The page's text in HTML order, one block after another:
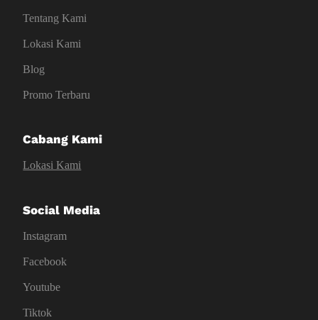
Tentang Kami
Lokasi Kami
Blog
Promo Terbaru
Cabang Kami
Lokasi Kami
Social Media
Instagram
Facebook
Youtube
Tiktok